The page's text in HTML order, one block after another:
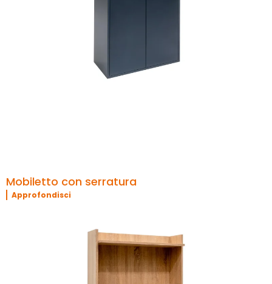
Mobiletto con serratura
Approfondisci